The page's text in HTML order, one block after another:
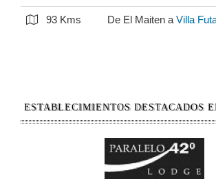
93 Kms De El Maiten a Villa
ESTABLECIMIENTOS DESTACADOS